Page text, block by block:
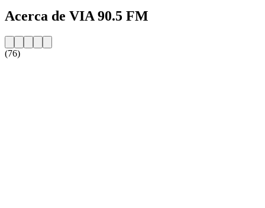
Acerca de VIA 90.5 FM
(76)